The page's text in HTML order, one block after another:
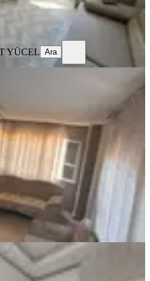
YÜCEL
YÜCEL Ara
Mahallesi
·1. Kat·06.08.2026
Gürselpaşa'da 2+1